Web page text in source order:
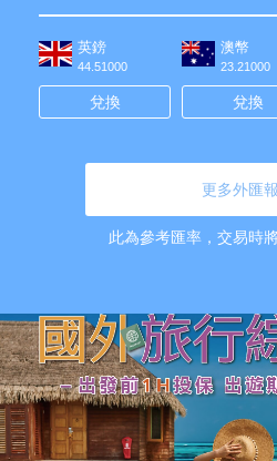
英鎊
44.51000
兌換
澳幣
23.21000
兌換
更多外匯
此為參考匯率，交易時